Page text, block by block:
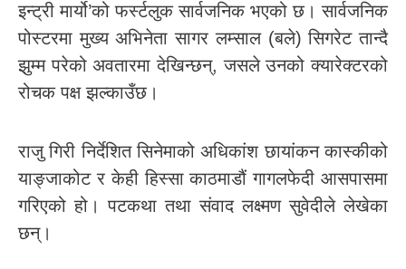
इन्ट्री मार्यो’को फर्स्टलुक सार्वजनिक भएको छ। सार्वजनिक
पोस्टरमा मुख्य अभिनेता सागर लम्साल (बले) सिगरेट तान्दै
झुम्म परेको अवतारमा देखिन्छन्, जसले उनको क्यारेक्टरको
रोचक पक्ष झल्काउँछ।
राजु गिरी निर्देशित सिनेमाको अधिकांश छायांकन कास्कीको
याङ्जाकोट र केही हिस्सा काठमाडौं गागलफेदी आसपासमा
गरिएको हो। पटकथा तथा संवाद लक्ष्मण सुवेदीले लेखेका
छन्।